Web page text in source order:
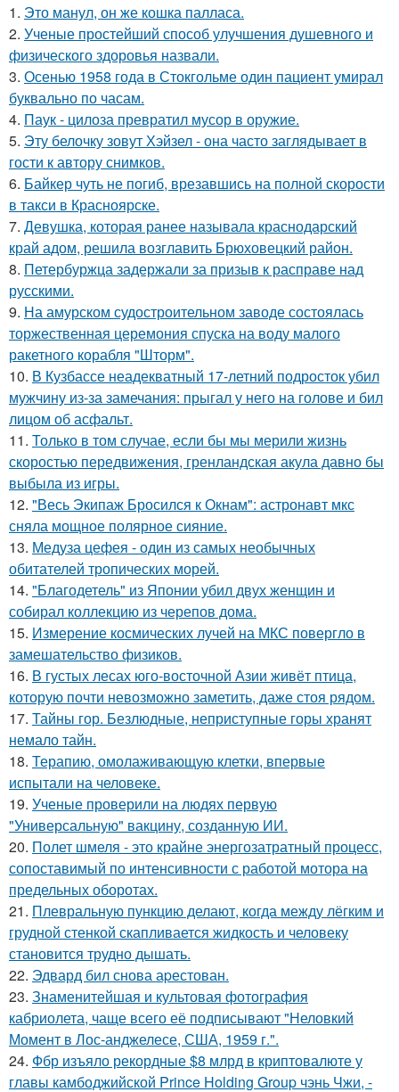
1. Это манул, он же кошка палласа.
2. Ученые простейший способ улучшения душевного и
физического здоровья назвали.
3. Осенью 1958 года в Стокгольме один пациент умирал
буквально по часам.
4. Паук - цилоза превратил мусор в оружие.
5. Эту белочку зовут Хэйзел - она часто заглядывает в
гости к автору снимков.
6. Байкер чуть не погиб, врезавшись на полной скорости
в такси в Красноярске.
7. Девушка, которая ранее называла краснодарский
край адом, решила возглавить Брюховецкий район.
8. Петербуржца задержали за призыв к расправе над
русскими.
9. На амурском судостроительном заводе состоялась
торжественная церемония спуска на воду малого
ракетного корабля "Шторм".
10. В Кузбассе неадекватный 17-летний подросток убил
мужчину из-за замечания: прыгал у него на голове и бил
лицом об асфальт.
11. Только в том случае, если бы мы мерили жизнь
скоростью передвижения, гренландская акула давно бы
выбыла из игры.
12. "Весь Экипаж Бросился к Окнам": астронавт мкс
сняла мощное полярное сияние.
13. Медуза цефея - один из самых необычных
обитателей тропических морей.
14. "Благодетель" из Японии убил двух женщин и
собирал коллекцию из черепов дома.
15. Измерение космических лучей на МКС повергло в
замешательство физиков.
16. В густых лесах юго-восточной Азии живёт птица,
которую почти невозможно заметить, даже стоя рядом.
17. Тайны гор. Безлюдные, неприступные горы хранят
немало тайн.
18. Терапию, омолаживающую клетки, впервые
испытали на человеке.
19. Ученые проверили на людях первую
"Универсальную" вакцину, созданную ИИ.
20. Полет шмеля - это крайне энергозатратный процесс,
сопоставимый по интенсивности с работой мотора на
предельных оборотах.
21. Плевральную пункцию делают, когда между лёгким и
грудной стенкой скапливается жидкость и человеку
становится трудно дышать.
22. Эдвард бил снова аpестован.
23. Знаменитейшая и культовая фотография
кабриолета, чаще всего её подписывают "Неловкий
Момент в Лос-анджелесе, США, 1959 г.".
24. Фбр изъяло рекордные $8 млрд в криптовалюте у
главы камбоджийской Prince Holding Group чэнь Чжи, -